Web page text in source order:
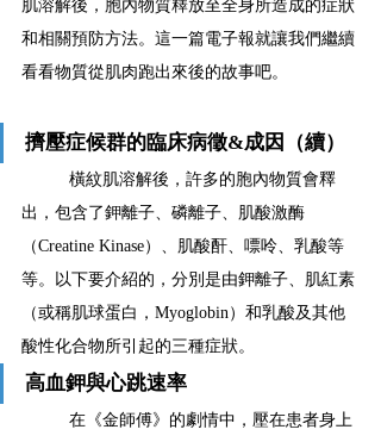
肌溶解後，胞內物質釋放至全身所造成的症狀
和相關預防方法。這一篇電子報就讓我們繼續
看看物質從肌肉跑出來後的故事吧。
擠壓症候群的臨床病徵&成因（續）
橫紋肌溶解後，許多的胞內物質會釋
出，包含了鉀離子、磷離子、肌酸激酶
（Creatine Kinase）、肌酸酐、嘌呤、乳酸等
等。以下要介紹的，分別是由鉀離子、肌紅素
（或稱肌球蛋白，Myoglobin）和乳酸及其他
酸性化合物所引起的三種症狀。
高血鉀與心跳速率
在《金師傅》的劇情中，壓在患者身上